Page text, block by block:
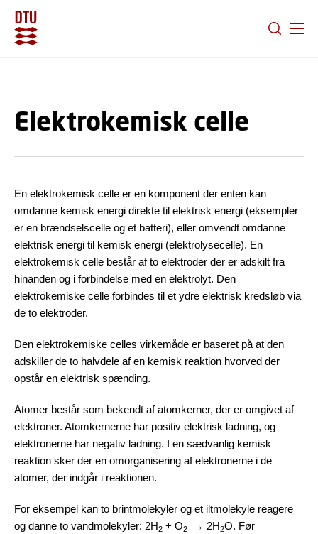
Elektrokemisk celle
En elektrokemisk celle er en komponent der enten kan
omdanne kemisk energi direkte til elektrisk energi (eksempler
er en brændselscelle og et batteri), eller omvendt omdanne
elektrisk energi til kemisk energi (elektrolysecelle). En
elektrokemisk celle består af to elektroder der er adskilt fra
hinanden og i forbindelse med en elektrolyt. Den
elektrokemiske celle forbindes til et ydre elektrisk kredsløb via
de to elektroder.
Den elektrokemiske celles virkemåde er baseret på at den
adskiller de to halvdele af en kemisk reaktion hvorved der
opstår en elektrisk spænding.
Atomer består som bekendt af atomkerner, der er omgivet af
elektroner. Atomkernerne har positiv elektrisk ladning, og
elektronerne har negativ ladning. I en sædvanlig kemisk
reaktion sker der en omorganisering af elektronerne i de
atomer, der indgår i reaktionen.
For eksempel kan to brintmolekyler og et iltmolekyle reagere
og danne to vandmolekyler: 2H2 + O2 → 2H2O. Før